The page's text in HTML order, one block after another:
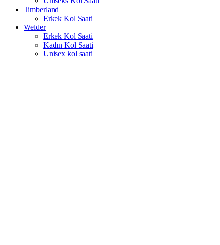
Timberland
Erkek Kol Saati
Welder
Erkek Kol Saati
Kadın Kol Saati
Unisex kol saati